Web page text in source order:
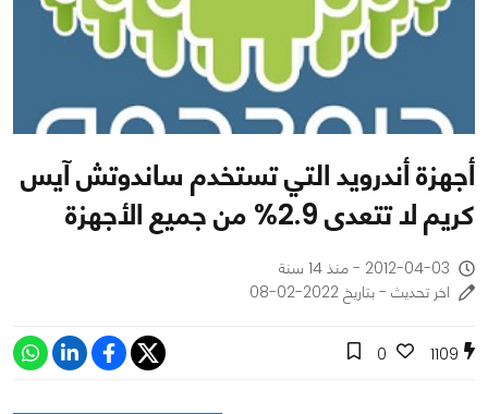
أجهزة أندرويد التي تستخدم ساندوتش آيس
كريم لا تتعدى 2.9% من جميع الأجهزة
2012-04-03 - منذ 14 سنة
اخر تحديث - بتاريخ 2022-02-08
1109
0